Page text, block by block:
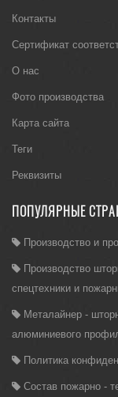
Контакты
Сертификат
О нас
Фото производства
Карта сайта
Теги
Реквизиты
ПОПУЛЯРНЫЕ
Производство и
Производство
спецтехники и
Металайнер -
алюминиевого
Политика
Состав пожарно -